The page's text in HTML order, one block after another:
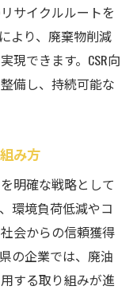
サイクルルートを
より、廃棄物削減
現できます。CSR向
備し、持続可能な
み方
明確な戦略として
環境負荷低減やコ
会からの信頼獲得
の企業では、廃油
する取り組みが進